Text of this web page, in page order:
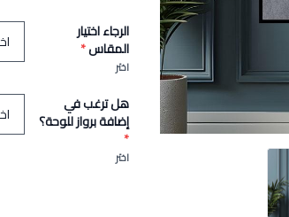
الرجاء اختيار
المقاس*
اختر
هل ترغب في
إضافة برواز للوحة؟
*
اختر